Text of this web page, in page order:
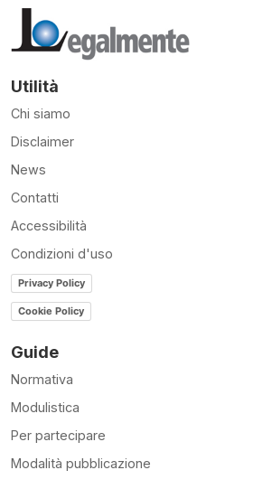
Utilità
Chi siamo
Disclaimer
News
Contatti
Accessibilità
Condizioni d'uso
Privacy Policy
Cookie Policy
Guide
Normativa
Modulistica
Per partecipare
Modalità pubblicazione